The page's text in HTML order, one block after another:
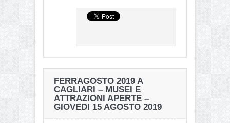
FERRAGOSTO 2019 A
CAGLIARI – MUSEI E
ATTRAZIONI APERTE –
GIOVEDI 15 AGOSTO 2019